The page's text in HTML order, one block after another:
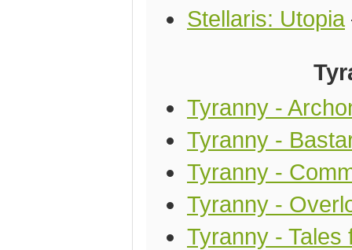
Stellaris: Utopia
Tyranny -
Tyranny -
Tyranny -
Tyranny -
Tyranny - Tales